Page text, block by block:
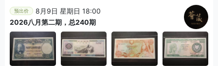
预出价
8月9日 星期日 18:00
2026八月第二期，总240期